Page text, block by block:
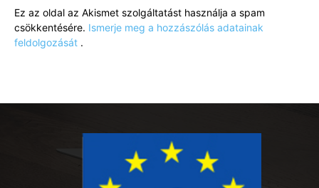
Ez az oldal az Akismet szolgáltatást használja a spam
csökkentésére. Ismerje meg a hozzászólás adatainak
feldolgozását .